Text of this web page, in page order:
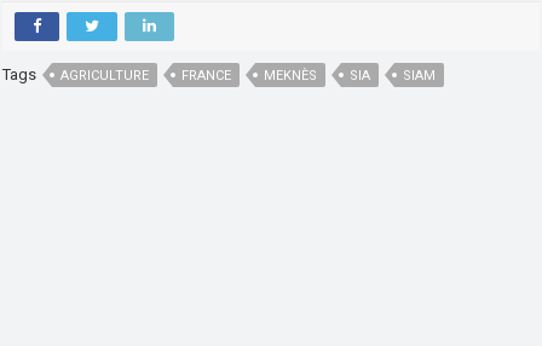
Tags AGRICULTURE FRANCE MEKNÈS SIA SIAM